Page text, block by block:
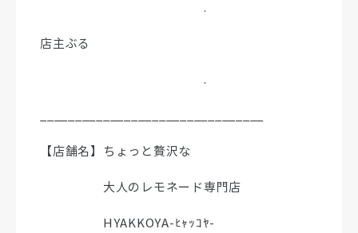
.
店主ぶる
.
【店舗名】ちょっと贅沢な
大人のレモネード専門店
HYAKKOYA-ﾋｬｯｺﾔ-